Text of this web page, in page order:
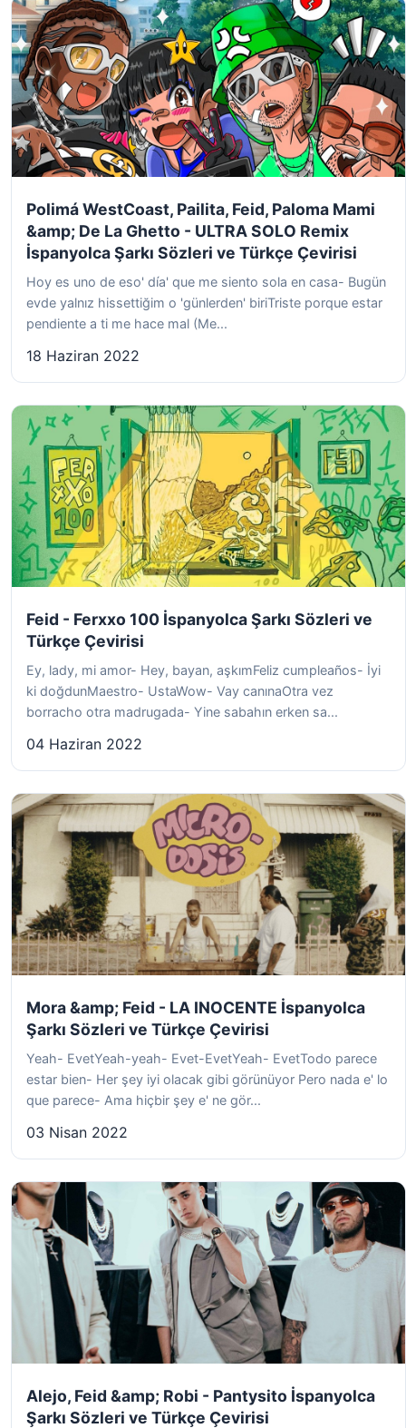
Polimá WestCoast, Pailita, Feid, Paloma Mami
&amp; De La Ghetto - ULTRA SOLO Remix
İspanyolca Şarkı Sözleri ve Türkçe Çevirisi
Hoy es uno de eso' día' que me siento sola en casa- Bugün
evde yalnız hissettiğim o 'günlerden' biriTriste porque estar
pendiente a ti me hace mal (Me...
18 Haziran 2022
Feid - Ferxxo 100 İspanyolca Şarkı Sözleri ve
Türkçe Çevirisi
Ey, lady, mi amor- Hey, bayan, aşkımFeliz cumpleaños- İyi
ki doğdunMaestro- UstaWow- Vay canınaOtra vez
borracho otra madrugada- Yine sabahın erken sa...
04 Haziran 2022
Mora &amp; Feid - LA INOCENTE İspanyolca
Şarkı Sözleri ve Türkçe Çevirisi
Yeah- EvetYeah-yeah- Evet-EvetYeah- EvetTodo parece
estar bien- Her şey iyi olacak gibi görünüyor Pero nada e' lo
que parece- Ama hiçbir şey e' ne gör...
03 Nisan 2022
Alejo, Feid &amp; Robi - Pantysito İspanyolca
Şarkı Sözleri ve Türkçe Çevirisi